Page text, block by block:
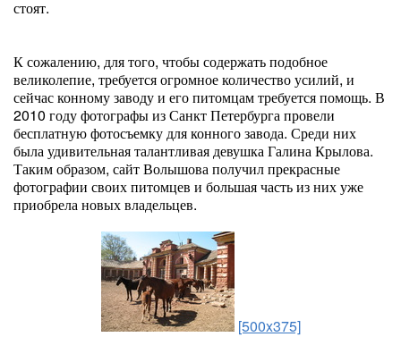
стоят.
К сожалению, для того, чтобы содержать подобное
великолепие, требуется огромное количество усилий, и
сейчас конному заводу и его питомцам требуется помощь. В
2010 году фотографы из Санкт Петербурга провели
бесплатную фотосъемку для конного завода. Среди них
была удивительная талантливая девушка Галина Крылова.
Таким образом, сайт Волышова получил прекрасные
фотографии своих питомцев и большая часть из них уже
приобрела новых владельцев.
[500x375]